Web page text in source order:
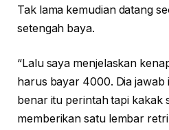
Tak lama kemudian datang
setengah baya.
“Lalu saya menjelaskan
harus bayar 4000. Dia
benar itu perintah tapi kakak
memberikan satu lembar